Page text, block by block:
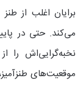
برایان اغلب از
می‌کند. حتی در
نخبه‌گرایی‌اش
موقعیت‌های